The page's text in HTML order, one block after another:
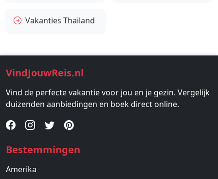
Vakanties Thailand
VindJouwReis.nl
Vind de perfecte vakantie voor jou en je gezin. Vergelijk
duizenden aanbiedingen en boek direct online.
Bestemmingen
Amerika